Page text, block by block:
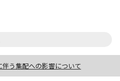
う集配への影響について